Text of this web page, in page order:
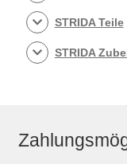
STRIDA Teile
STRIDA